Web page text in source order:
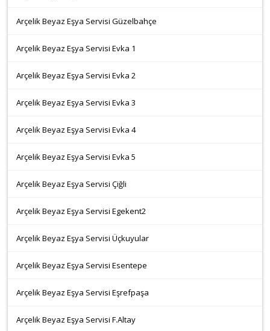
Arçelik Beyaz Eşya Servisi Güzelbahçe
Arçelik Beyaz Eşya Servisi Evka 1
Arçelik Beyaz Eşya Servisi Evka 2
Arçelik Beyaz Eşya Servisi Evka 3
Arçelik Beyaz Eşya Servisi Evka 4
Arçelik Beyaz Eşya Servisi Evka 5
Arçelik Beyaz Eşya Servisi Çiğli
Arçelik Beyaz Eşya Servisi Egekent2
Arçelik Beyaz Eşya Servisi Üçkuyular
Arçelik Beyaz Eşya Servisi Esentepe
Arçelik Beyaz Eşya Servisi Eşrefpaşa
Arçelik Beyaz Eşya Servisi F.Altay